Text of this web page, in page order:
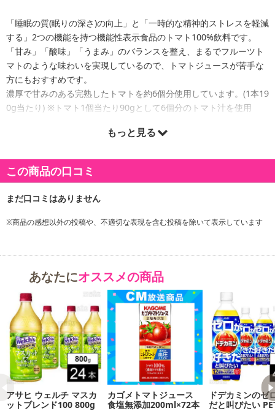
「睡眠の質(眠りの深さ)の向上」と「一時的な精神的ストレスを軽減
する」2つの機能を持つ機能性表示食品のトマト100%飲料です。
「甘み」「酸味」「うまみ」のバランスを整え、まるでフルーツト
マトのような味わいを実現しているので、トマトジュースが苦手な
方にもおすすめです。
濃厚で甘みのある完熟したトマトを約6個分使用しています。(1本19
0g当たり) ※トマト1個当たり90gとして6個分のトマト汁を使用
■届出表示：本品にはGABAが含まれます。GABAには睡眠の質(眠り
の深さ)の向上に役立つ機能や、一時的な精神的ストレスを軽減する
機能があることが報告されています。
・本品は、特定保健用食品とは異なり、消費者庁長官による個別審
査を受けたものではありません。
■1日摂取目安量：1日1本を目安にお飲みください。
原産国(最終加工地):
日本
注意事項:
・実際にお届けする商品とパッケージ等が異なる場合がございますので、あらかじめご了承く
ださい。
もっと見る
この商品の口コミ
※商品の感想以外の投稿や、不適切な表現を含む投稿を除いて表示しています
あなたにオススメの商品
アサヒ ウェルチ マスカ
ットブレンド100 800g
カゴメトマトジュース
食塩無添加200ml×72本
ドデカミンのゼ
だと叫びたい